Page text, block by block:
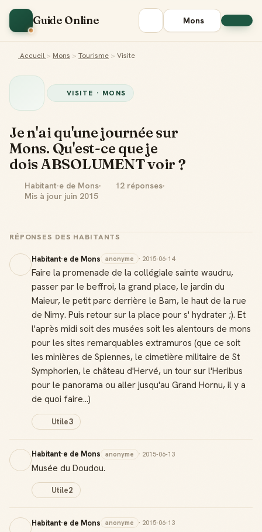
Guide Online Mons
Accueil > Mons > Tourisme > Visite
VISITE · MONS
Je n'ai qu'une journée sur
Mons. Qu'est-ce que je
dois ABSOLUMENT voir ?
Habitant·e de Mons
12 réponses
Mis à jour juin 2015
RÉPONSES DES HABITANTS
Habitant·e de Mons anonyme · 2015-06-14
Faire la promenade de la collégiale sainte waudru,
passer par le beffroi, la grand place, le jardin du
Maieur, le petit parc derrière le Bam, le haut de la rue
de Nimy. Puis retour sur la place pour s' hydrater ;). Et
l'après midi soit des musées soit les alentours de mons
pour les sites remarquables extramuros (que ce soit
les minières de Spiennes, le cimetière militaire de St
Symphorien, le château d'Hervé, un tour sur l'Heribus
pour le panorama ou aller jusqu'au Grand Hornu, il y a
de quoi faire...)
Utile3
Habitant·e de Mons anonyme · 2015-06-13
Musée du Doudou.
Utile2
Habitant·e de Mons anonyme · 2015-06-13